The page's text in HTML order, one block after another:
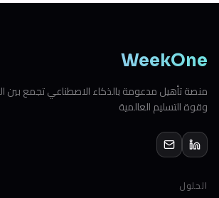
WeekOne
منصة تأهيل مدعومة بالذكاء الاصطناعي تجمع بين
وقوة التسليم العالمية
الحلول